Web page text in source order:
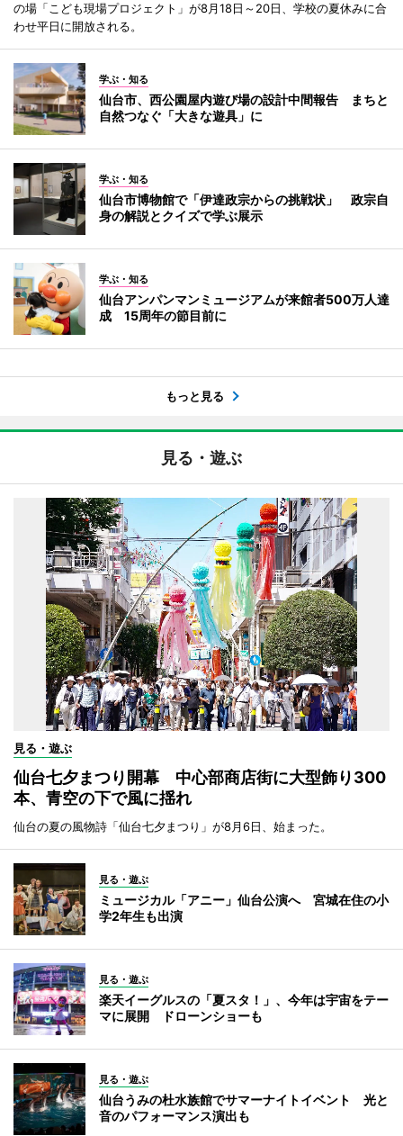
の場「こども現場プロジェクト」が8月18日～20日、学校の夏休みに合
わせ平日に開放される。
学ぶ・知る
仙台市、西公園屋内遊び場の設計中間報告 まちと
自然つなぐ「大きな遊具」に
学ぶ・知る
仙台市博物館で「伊達政宗からの挑戦状」 政宗自
身の解説とクイズで学ぶ展示
学ぶ・知る
仙台アンパンマンミュージアムが来館者500万人達
成 15周年の節目前に
もっと見る
見る・遊ぶ
見る・遊ぶ
仙台七夕まつり開幕 中心部商店街に大型飾り300
本、青空の下で風に揺れ
仙台の夏の風物詩「仙台七夕まつり」が8月6日、始まった。
見る・遊ぶ
ミュージカル「アニー」仙台公演へ 宮城在住の小
学2年生も出演
見る・遊ぶ
楽天イーグルスの「夏スタ！」、今年は宇宙をテー
マに展開 ドローンショーも
見る・遊ぶ
仙台うみの杜水族館でサマーナイトイベント 光と
音のパフォーマンス演出も